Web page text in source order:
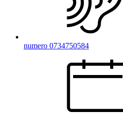
numero 0734750584